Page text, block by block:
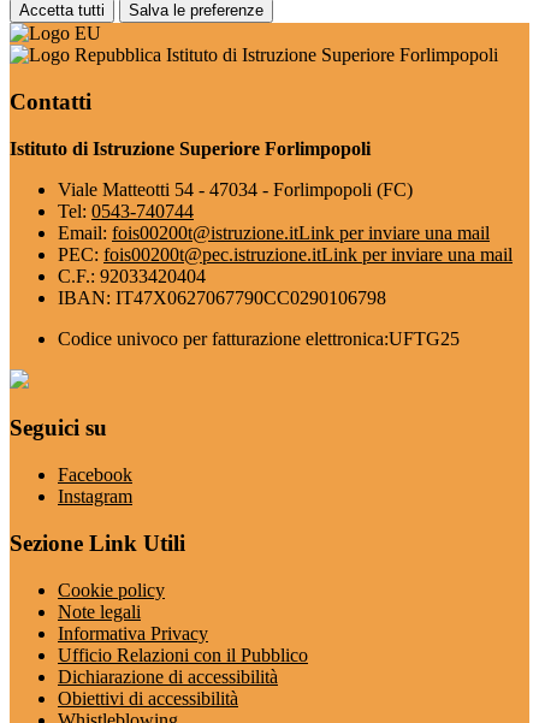
Accetta tutti Salva le preferenze
Istituto di Istruzione Superiore Forlimpopoli
Contatti
Istituto di Istruzione Superiore Forlimpopoli
Viale Matteotti 54 - 47034 - Forlimpopoli (FC)
Tel: 0543-740744
Email: fois00200t@istruzione.itLink per inviare una mail
PEC: fois00200t@pec.istruzione.itLink per inviare una mail
C.F.: 92033420404
IBAN: IT47X0627067790CC0290106798
Codice univoco per fatturazione elettronica:UFTG25
Seguici su
Facebook
Instagram
Sezione Link Utili
Cookie policy
Note legali
Informativa Privacy
Ufficio Relazioni con il Pubblico
Dichiarazione di accessibilità
Obiettivi di accessibilità